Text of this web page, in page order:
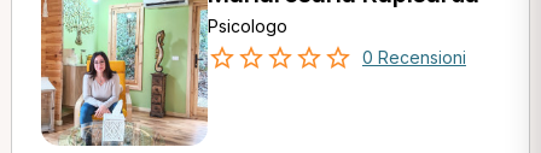
Psicologo
0 Recensioni